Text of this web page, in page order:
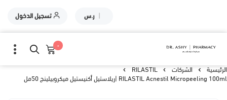
| ر.س تسجيل الدخول
٠
الرئيسية الشركات
RILASTIL
RILASTIL Acnestil Micropeeling 100ml |ريلاستيل أكنيستيل ميكروبيلينج 50مل